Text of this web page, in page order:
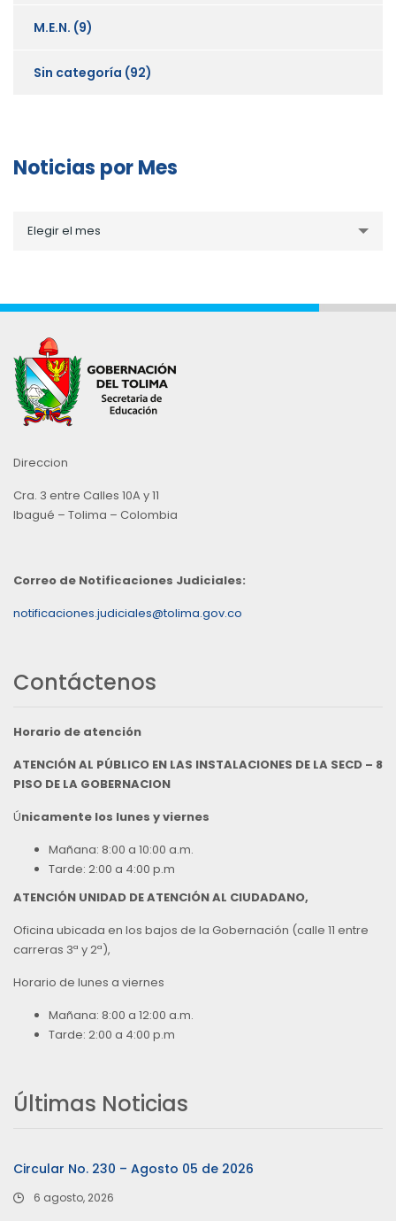
M.E.N. (9)
Sin categoría (92)
Noticias por Mes
porElegir el mes
Direccion
Cra. 3 entre Calles 10A y 11
Ibagué – Tolima – Colombia
Correo de Notificaciones Judiciales:
notificaciones.judiciales@tolima.gov.co
Contáctenos
Horario de atención
ATENCIÓN AL PÚBLICO EN LAS INSTALACIONES DE LA SECD – 8
PISO DE LA GOBERNACION
Únicamente los lunes y viernes
Mañana: 8:00 a 10:00 a.m.
Tarde: 2:00 a 4:00 p.m
ATENCIÓN UNIDAD DE ATENCIÓN AL CIUDADANO,
Oficina ubicada en los bajos de la Gobernación (calle 11 entre
carreras 3ª y 2ª),
Horario de lunes a viernes
Mañana: 8:00 a 12:00 a.m.
Tarde: 2:00 a 4:00 p.m
Últimas Noticias
Circular No. 230 – Agosto 05 de 2026
6 agosto, 2026